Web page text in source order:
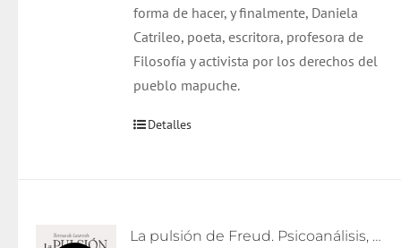
forma de hacer, y finalmente, Daniela
Catrileo, poeta, escritora, profesora de
Filosofía y activista por los derechos del
pueblo mapuche.
Detalles
La pulsión de Freud. Psicoanálisis, literatura y cine